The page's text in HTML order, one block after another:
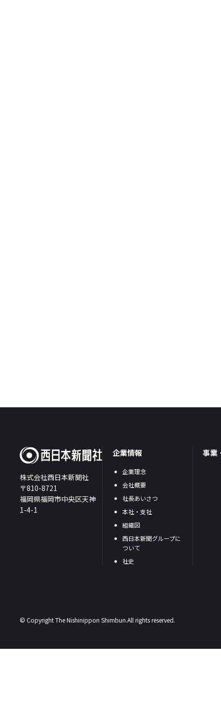
株式会社西日本新聞社
〒810-8721
福岡県福岡市中央区天神
1-4-1
企業情報
企業理念
会社概要
社長あいさつ
本社・支社
組織図
西日本新聞グループに
ついて
社史
事業
© Copyright The Nishinippon Shimbun.All rights reserved.